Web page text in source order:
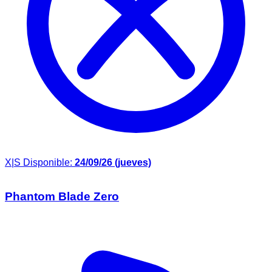
X|S Disponible: 24/09/26 (jueves)
Phantom Blade Zero